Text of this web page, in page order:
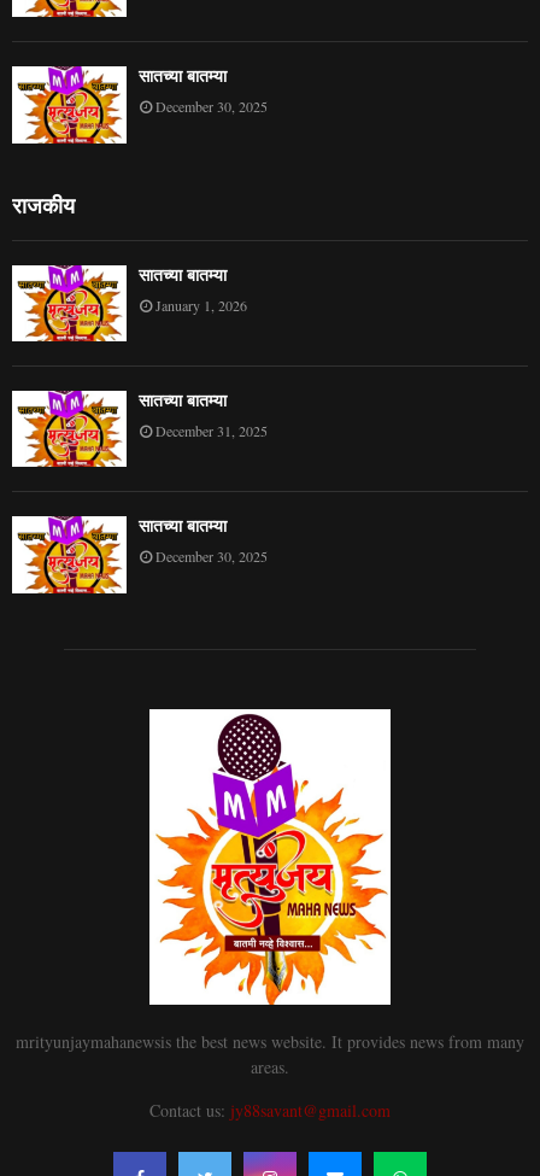
सातच्या बातम्या
December 30, 2025
राजकीय
सातच्या बातम्या
January 1, 2026
सातच्या बातम्या
December 31, 2025
सातच्या बातम्या
December 30, 2025
mrityunjaymahanewsis the best news website. It provides news from many
areas.
Contact us: jy88savant@gmail.com